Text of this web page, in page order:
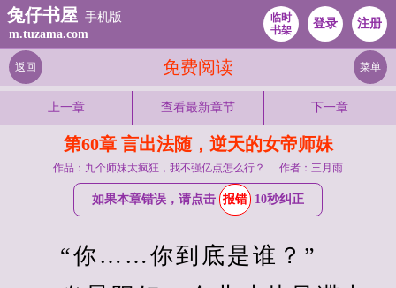
兔仔书屋 手机版
m.tuzama.com
临时
书架
登录 注册
免费阅读
返回 菜单
上一章 查看最新章节 下一章
第60章 言出法随，逆天的女帝师妹
作品：九个师妹太疯狂，我不强亿点怎么行？ 作者：三月雨
如果本章错误，请点击 报错 10秒纠正
“你……你到底是谁？”